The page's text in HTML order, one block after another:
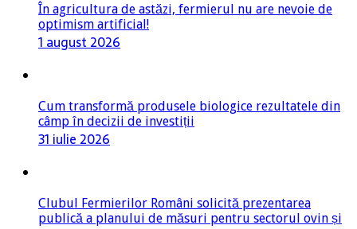
În agricultura de astăzi, fermierul nu are nevoie de
optimism artificial!
1 august 2026
Cum transformă produsele biologice rezultatele din
câmp în decizii de investiții
31 iulie 2026
Clubul Fermierilor Români solicită prezentarea
publică a planului de măsuri pentru sectorul ovin și